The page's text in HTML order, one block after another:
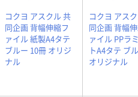
コクヨ アスクル 共
同企画 背幅伸縮フ
ァイル 紙製A4タテ
ブルー 10冊 オリジ
ナル
コクヨ アス
同企画 背幅
ァイル PPラ
トA4タテ ブ
オリジナル